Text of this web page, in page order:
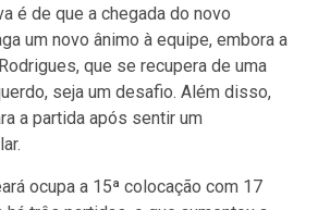
é de que a chegada do novo
um novo ânimo à equipe, embora a
que se recupera de uma
seja um desafio. Além disso,
a partida após sentir um
ocupa a 15ª colocação com 17